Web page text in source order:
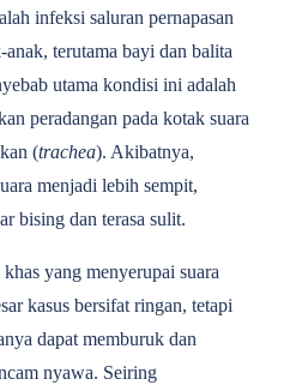
infeksi saluran pernapasan
terutama bayi dan balita
utama kondisi ini adalah
peradangan pada kotak suara
(trachea). Akibatnya,
menjadi lebih sempit,
bising dan terasa sulit.
yang menyerupai suara
kasus bersifat ringan, tetapi
dapat memburuk dan
nyawa. Seiring